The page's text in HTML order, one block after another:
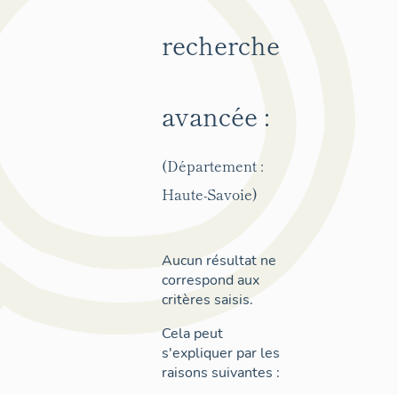
recherche
avancée :
(Département :
Haute-Savoie)
Aucun résultat ne
correspond aux
critères saisis.
Cela peut
s'expliquer par les
raisons suivantes :